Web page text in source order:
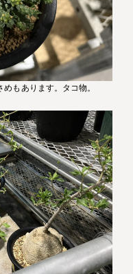
もあります。タコ物。